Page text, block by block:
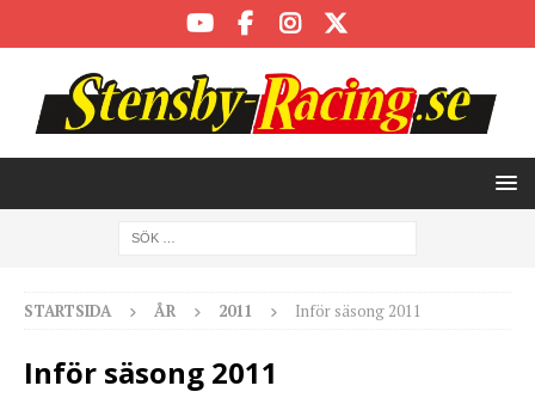
STARTSIDA ÅR 2011 Inför säsong 2011
Inför säsong 2011